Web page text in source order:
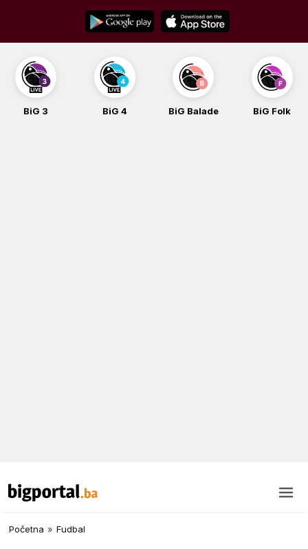
content
BiG 3 BiG 4 BiG Balade BiG Folk
Početna » Fudbal